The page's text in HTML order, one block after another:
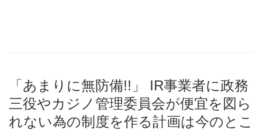
「あまりに無防備!!」 IR事業者に政務
三役やカジノ管理委員会が便宜を図ら
れない為の制度を作る計画は今のとこ